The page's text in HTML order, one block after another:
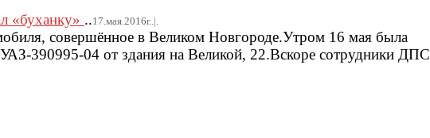
«буханку» ..17.мая.2016г..|.
совершённое в Великом Новгороде.Утром 16 мая была
390995-04 от здания на Великой, 22.Вскоре сотрудники ДПС